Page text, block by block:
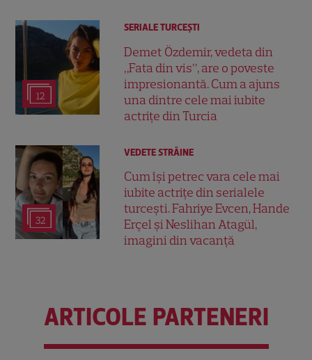
12
SERIALE TURCEŞTI
Demet Özdemir, vedeta din
„Fata din vis”, are o poveste
impresionantă. Cum a ajuns
una dintre cele mai iubite
actrițe din Turcia
32
VEDETE STRĂINE
Cum își petrec vara cele mai
iubite actrițe din serialele
turcești. Fahriye Evcen, Hande
Erçel și Neslihan Atagül,
imagini din vacanță
ARTICOLE PARTENERI